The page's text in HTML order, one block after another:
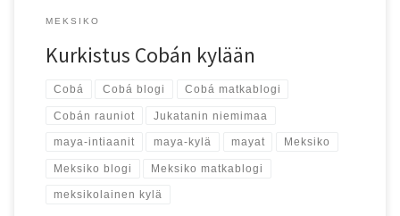
MEKSIKO
Kurkistus Cobán kylään
Cobá Cobá blogi Cobá matkablogi
Cobán rauniot Jukatanin niemimaa
maya-intiaanit maya-kylä mayat Meksiko
Meksiko blogi Meksiko matkablogi
meksikolainen kylä